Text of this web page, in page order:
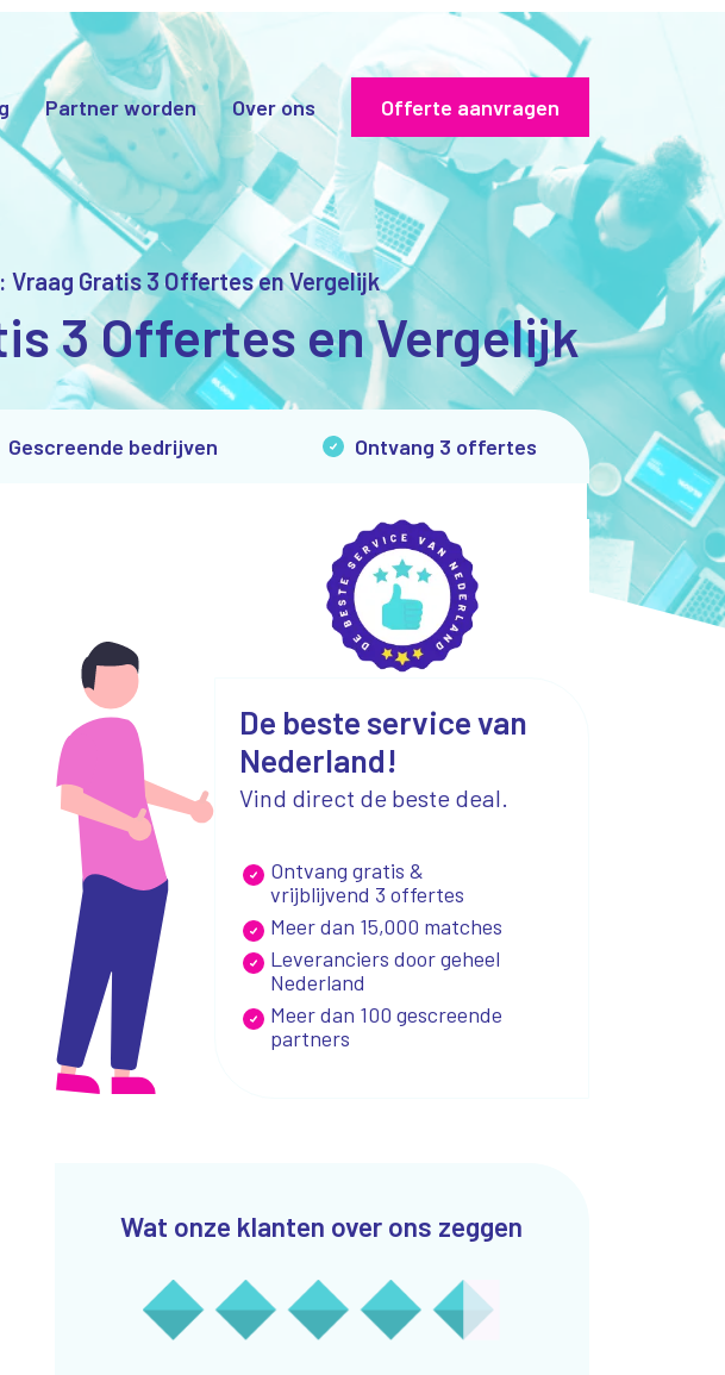
Partner worden Over ons Offerte aanvragen
Vraag Gratis 3 Offertes en Vergelijk
3 Offertes en Vergelijk
Gescreende bedrijven Ontvang 3 offertes
De beste service van
Nederland!
Vind direct de beste deal.
Ontvang gratis &
vrijblijvend 3 offertes
Meer dan 15,000 matches
Leveranciers door geheel
Nederland
Meer dan 100 gescreende
partners
Wat onze klanten over ons zeggen